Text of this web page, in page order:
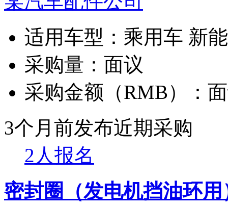
适用车型： 乘用车 新
采购量： 面议
采购金额（RMB）：
3个月前发布近期采购
2人报名
密封圈（发电机挡油环用